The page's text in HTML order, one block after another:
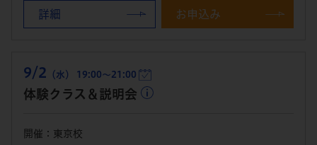
詳細 お申込み
9/2 （水） 19:00～21:00
体験クラス＆説明会
開催：東京校